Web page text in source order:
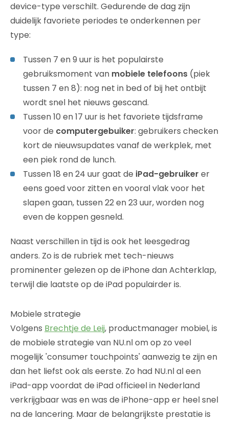
device-type verschilt. Gedurende de dag zijn
duidelijk favoriete periodes te onderkennen per
type:
Tussen 7 en 9 uur is het populairste
gebruiksmoment van mobiele telefoons (piek
tussen 7 en 8): nog net in bed of bij het ontbijt
wordt snel het nieuws gescand.
Tussen 10 en 17 uur is het favoriete tijdsframe
voor de computergebuiker: gebruikers checken
kort de nieuwsupdates vanaf de werkplek, met
een piek rond de lunch.
Tussen 18 en 24 uur gaat de iPad-gebruiker er
eens goed voor zitten en vooral vlak voor het
slapen gaan, tussen 22 en 23 uur, worden nog
even de koppen gesneld.
Naast verschillen in tijd is ook het leesgedrag
anders. Zo is de rubriek met tech-nieuws
prominenter gelezen op de iPhone dan Achterklap,
terwijl die laatste op de iPad populairder is.
Mobiele strategie
Volgens Brechtje de Leij, productmanager mobiel, is
de mobiele strategie van NU.nl om op zo veel
mogelijk 'consumer touchpoints' aanwezig te zijn en
dan het liefst ook als eerste. Zo had NU.nl al een
iPad-app voordat de iPad officieel in Nederland
verkrijgbaar was en was de iPhone-app er heel snel
na de lancering. Maar de belangrijkste prestatie is